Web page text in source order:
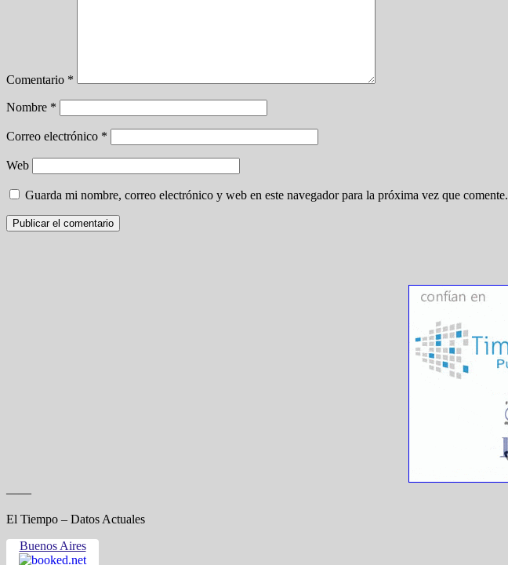
Comentario *
Nombre *
Correo electrónico *
Web
Guarda mi nombre, correo electrónico y web en este navegador para la próxima vez que comente.
——
El Tiempo – Datos Actuales
Buenos Aires